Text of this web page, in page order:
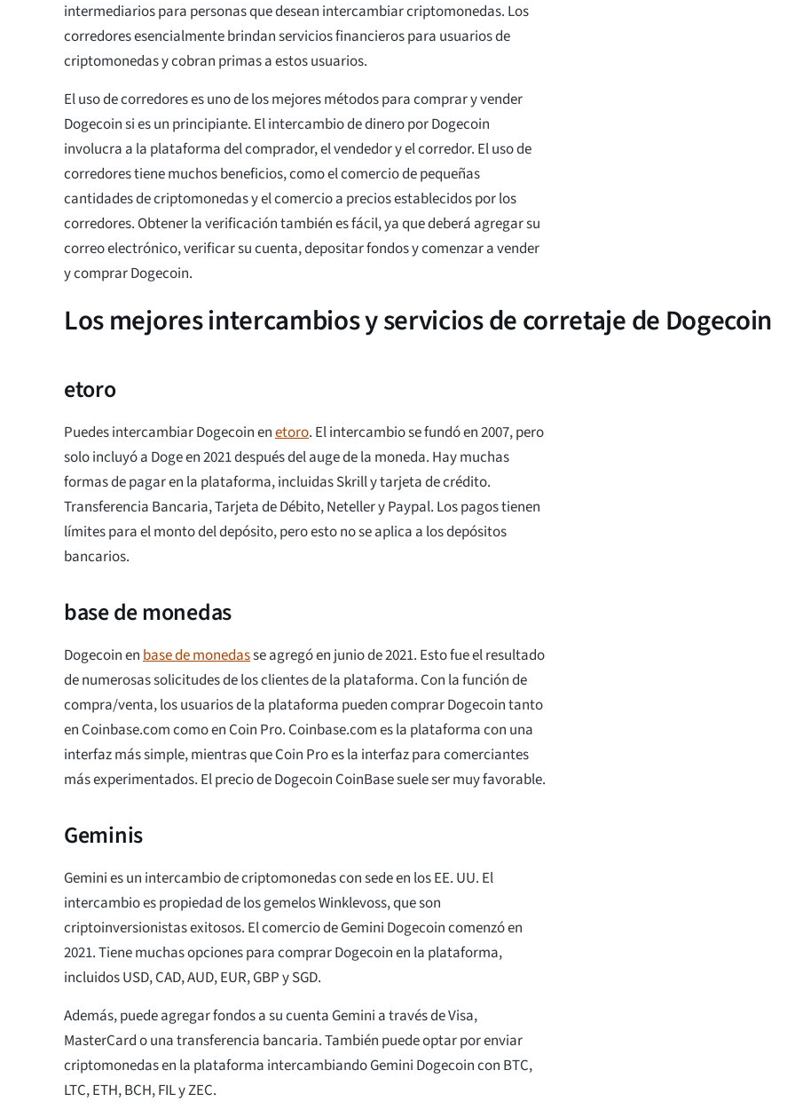
intermediarios para personas que desean intercambiar criptomonedas. Los
corredores esencialmente brindan servicios financieros para usuarios de
criptomonedas y cobran primas a estos usuarios.
El uso de corredores es uno de los mejores métodos para comprar y vender
Dogecoin si es un principiante. El intercambio de dinero por Dogecoin
involucra a la plataforma del comprador, el vendedor y el corredor. El uso de
corredores tiene muchos beneficios, como el comercio de pequeñas
cantidades de criptomonedas y el comercio a precios establecidos por los
corredores. Obtener la verificación también es fácil, ya que deberá agregar su
correo electrónico, verificar su cuenta, depositar fondos y comenzar a vender
y comprar Dogecoin.
Los mejores intercambios y servicios de corretaje de Dogecoin
etoro
Puedes intercambiar Dogecoin enetoro. El intercambio se fundó en 2007, pero
solo incluyó a Doge en 2021 después del auge de la moneda. Hay muchas
formas de pagar en la plataforma, incluidas Skrill y tarjeta de crédito.
Transferencia Bancaria, Tarjeta de Débito, Neteller y Paypal. Los pagos tienen
límites para el monto del depósito, pero esto no se aplica a los depósitos
bancarios.
base de monedas
Dogecoin enbase de monedasse agregó en junio de 2021. Esto fue el resultado
de numerosas solicitudes de los clientes de la plataforma. Con la función de
compra/venta, los usuarios de la plataforma pueden comprar Dogecoin tanto
en Coinbase.com como en Coin Pro. Coinbase.com es la plataforma con una
interfaz más simple, mientras que Coin Pro es la interfaz para comerciantes
más experimentados. El precio de Dogecoin CoinBase suele ser muy favorable.
Geminis
Gemini es un intercambio de criptomonedas con sede en los EE. UU. El
intercambio es propiedad de los gemelos Winklevoss, que son
criptoinversionistas exitosos. El comercio de Gemini Dogecoin comenzó en
2021. Tiene muchas opciones para comprar Dogecoin en la plataforma,
incluidos USD, CAD, AUD, EUR, GBP y SGD.
Además, puede agregar fondos a su cuenta Gemini a través de Visa,
MasterCard o una transferencia bancaria. También puede optar por enviar
criptomonedas en la plataforma intercambiando Gemini Dogecoin con BTC,
LTC, ETH, BCH, FIL y ZEC.